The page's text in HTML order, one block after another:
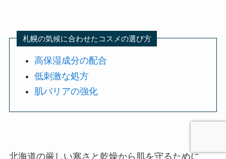
札幌の気候に合わせたコスメの選び方
高保湿成分の配合
低刺激な処方
肌バリアの強化
北海道の厳しい寒さと乾燥から肌を守るために